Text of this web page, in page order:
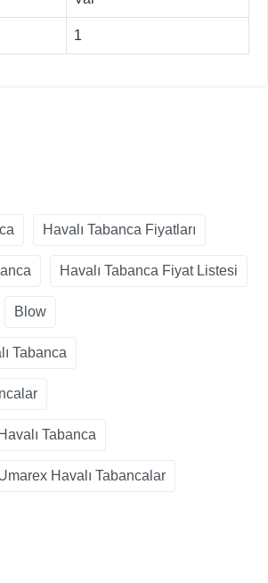
1
Havalı Tabanca Fiyatları
Havalı Tabanca Fiyat Listesi
Blow
Tabanca
Tabanca
Havalı Tabancalar